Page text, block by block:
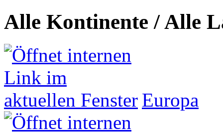
Alle Kontinente / Alle
Europa